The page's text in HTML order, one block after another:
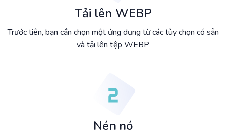
Tải lên WEBP
Trước tiên, bạn cần chọn một ứng dụng từ các tùy chọn có sẵn
và tải lên tệp WEBP
Nén nó